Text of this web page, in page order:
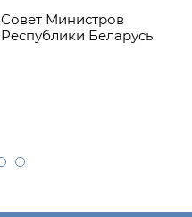
Совет Министров
Республики Беларусь